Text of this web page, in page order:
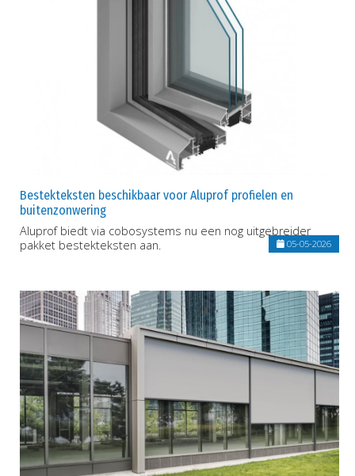
Bestekteksten beschikbaar voor Aluprof profielen en
buitenzonwering
Aluprof biedt via cobosystems nu een nog uitgebreider
pakket bestekteksten aan.
05-05-2026